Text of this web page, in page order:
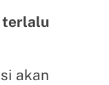
terlalu
akan